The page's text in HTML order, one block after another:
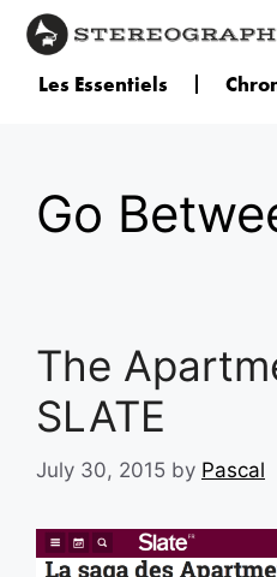
Les Essentiels
Go
The
SLATE
July 30, 2015 by Pascal